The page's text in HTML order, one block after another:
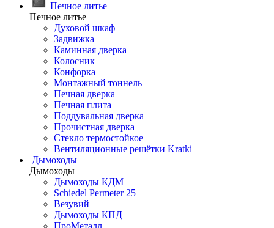
Печное литье
Печное литье
Духовой шкаф
Задвижка
Каминная дверка
Колосник
Конфорка
Монтажный тоннель
Печная дверка
Печная плита
Поддувальная дверка
Прочистная дверка
Стекло термостойкое
Вентиляционные решётки Kratki
Дымоходы
Дымоходы
Дымоходы КДМ
Schiedel Permeter 25
Везувий
Дымоходы КПД
ПроМеталл